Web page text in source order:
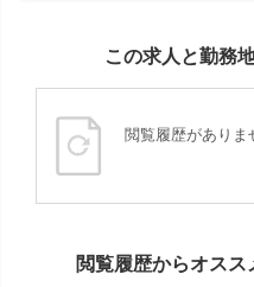
この求人と勤務
閲覧履歴がありま
閲覧履歴からオス